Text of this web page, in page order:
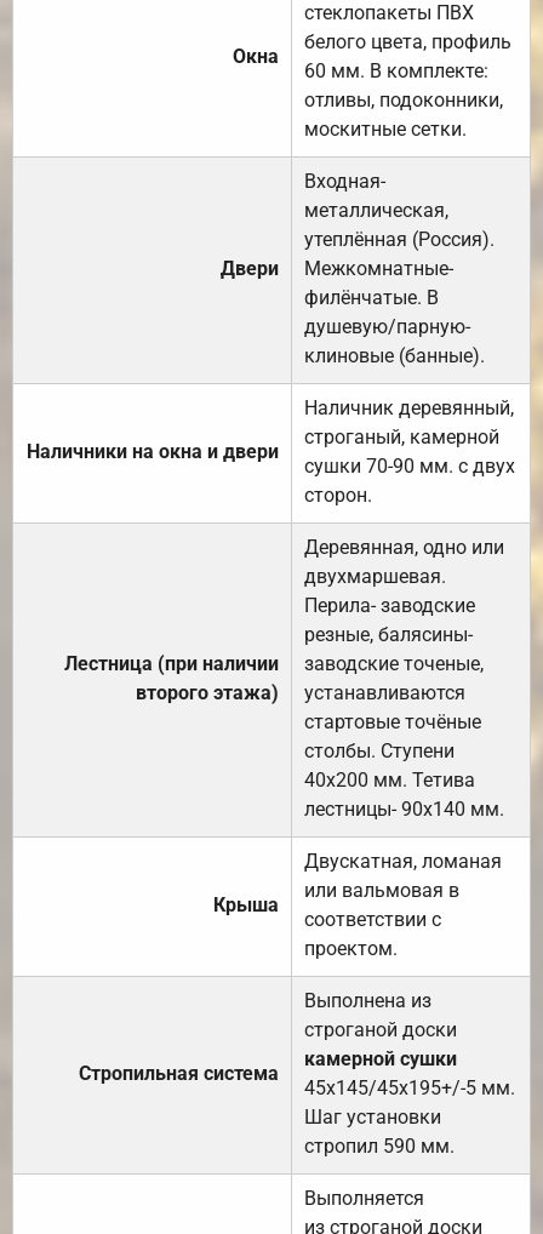
Окна
стеклопакеты ПВХ
белого цвета, профиль
60 мм. В комплекте:
отливы, подоконники,
москитные сетки.
Двери
Входная-
металлическая,
утеплённая (Россия).
Межкомнатные-
филёнчатые. В
душевую/парную-
клиновые (банные).
Наличники на окна и двери
Наличник деревянный,
строганый, камерной
сушки 70-90 мм. с двух
сторон.
Лестница (при наличии
второго этажа)
Деревянная, одно или
двухмаршевая.
Перила- заводские
резные, балясины-
заводские точеные,
устанавливаются
стартовые точёные
столбы. Ступени
40х200 мм. Тетива
лестницы- 90х140 мм.
Крыша
Двускатная, ломаная
или вальмовая в
соответствии с
проектом.
Стропильная система
Выполнена из
строганой доски
камерной сушки
45х145/45х195+/-5 мм.
Шаг установки
стропил 590 мм.
Выполняется
из строганой доски